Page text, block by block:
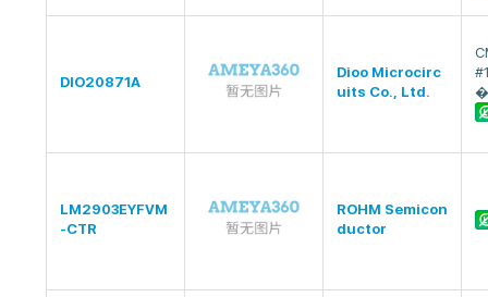
DIO20871A
Dioo Microcirc
uits Co., Ltd.
LM2903EYFVM
-CTR
ROHM Semicon
ductor